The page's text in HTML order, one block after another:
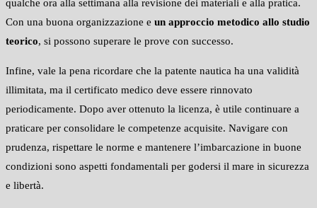
qualche ora alla settimana alla revisione dei materiali e alla pratica.
Con una buona organizzazione e un approccio metodico allo studio
teorico, si possono superare le prove con successo.
Infine, vale la pena ricordare che la patente nautica ha una validità
illimitata, ma il certificato medico deve essere rinnovato
periodicamente. Dopo aver ottenuto la licenza, è utile continuare a
praticare per consolidare le competenze acquisite. Navigare con
prudenza, rispettare le norme e mantenere l’imbarcazione in buone
condizioni sono aspetti fondamentali per godersi il mare in sicurezza
e libertà.